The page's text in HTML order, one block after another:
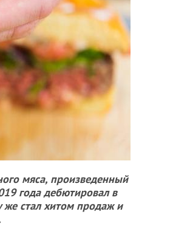
мяса, произведенный
года дебютировал в
же стал хитом продаж и